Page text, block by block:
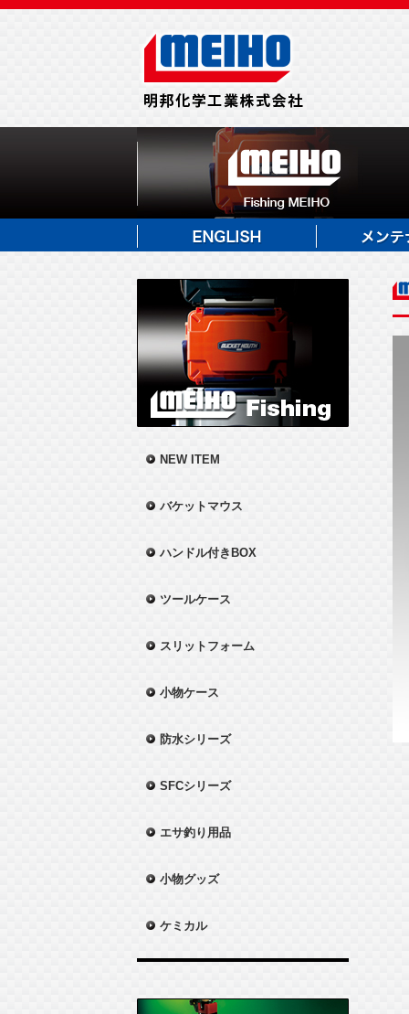
NEW ITEM
バケットマウス
ハンドル付きBOX
ツールケース
スリットフォーム
小物ケース
防水シリーズ
SFCシリーズ
エサ釣り用品
小物グッズ
ケミカル